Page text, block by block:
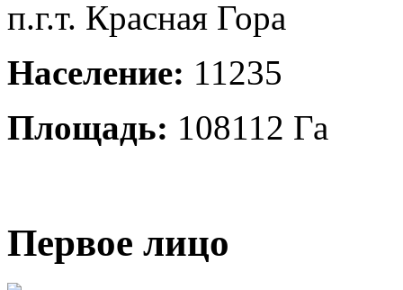
п.г.т. Красная Гора
Население: 11235
Площадь: 108112 Га
Первое лицо